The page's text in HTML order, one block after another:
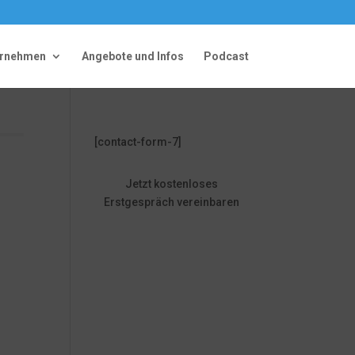
Angebote und Infos Podcast
[contact-form-7]
Jetzt kostenloses
Erstgespräch vereinbaren